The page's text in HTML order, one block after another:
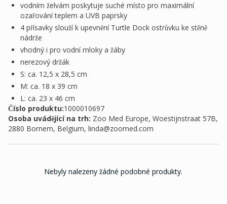
vodním želvám poskytuje suché místo pro maximální
ozařování teplem a UVB paprsky
4 přísavky slouží k upevnění Turtle Dock ostrůvku ke stěně
nádrže
vhodný i pro vodní mloky a žáby
nerezový držák
S: ca. 12,5 x 28,5 cm
M: ca. 18 x 39 cm
L: ca. 23 x 46 cm
Číslo produktu:1000010697
Osoba uvádějící na trh: Zoo Med Europe, Woestijnstraat 57B,
2880 Bornem, Belgium, linda@zoomed.com
Nebyly nalezeny žádné podobné produkty.